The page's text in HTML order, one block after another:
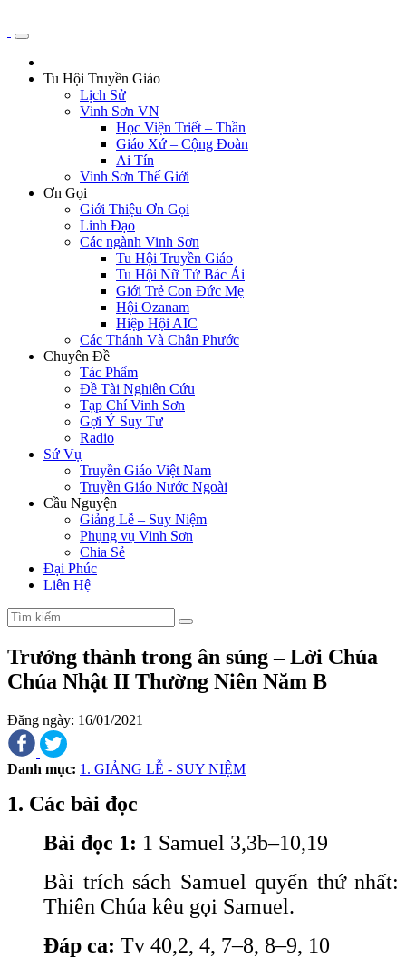
Tu Hội Truyền Giáo
Lịch Sử
Vinh Sơn VN
Học Viện Triết – Thần
Giáo Xứ – Cộng Đoàn
Ai Tín
Vinh Sơn Thế Giới
Ơn Gọi
Giới Thiệu Ơn Gọi
Linh Đạo
Các ngành Vinh Sơn
Tu Hội Truyền Giáo
Tu Hội Nữ Tử Bác Ái
Giới Trẻ Con Đức Mẹ
Hội Ozanam
Hiệp Hội AIC
Các Thánh Và Chân Phước
Chuyên Đề
Tác Phẩm
Đề Tài Nghiên Cứu
Tạp Chí Vinh Sơn
Gợi Ý Suy Tư
Radio
Sứ Vụ
Truyền Giáo Việt Nam
Truyền Giáo Nước Ngoài
Cầu Nguyện
Giảng Lễ – Suy Niệm
Phụng vụ Vinh Sơn
Chia Sẻ
Đại Phúc
Liên Hệ
Trưởng thành trong ân sủng – Lời Chúa
Chúa Nhật II Thường Niên Năm B
Đăng ngày: 16/01/2021
Danh mục: 1. GIẢNG LỄ - SUY NIỆM
1. Các bài đọc
Bài đọc 1: 1 Samuel 3,3b–10,19
Bài trích sách Samuel quyển thứ nhất:
Thiên Chúa kêu gọi Samuel.
Đáp ca: Tv 40,2, 4, 7–8, 8–9, 10